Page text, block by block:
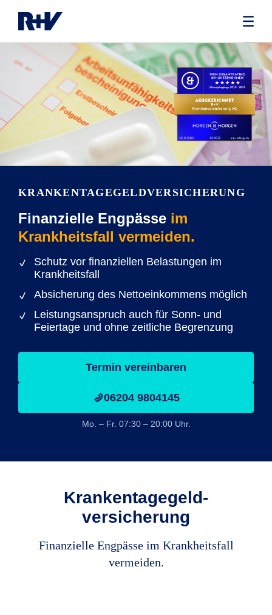
KRANKENTAGEGELD­VERSICHERUNG
Finanzielle Engpässe im
Krankheitsfall vermeiden.
Schutz vor finanziellen Belastungen im
Krankheitsfall
Absicherung des Nettoeinkommens möglich
Leistungsanspruch auch für Sonn- und
Feiertage und ohne zeitliche Begrenzung
Termin vereinbaren
06204 9804145
Mo. – Fr. 07:30 – 20:00 Uhr.
Krankentagegeld­
versicherung
Finanzielle Engpässe im Krankheitsfall
vermeiden.